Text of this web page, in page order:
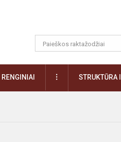
RENGINIAI DAUGIAUSTRUKTŪRA